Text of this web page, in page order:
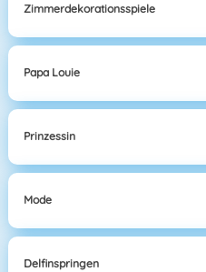
Zimmerdekorationsspiele
Papa Louie
Prinzessin
Mode
Delfinspringen